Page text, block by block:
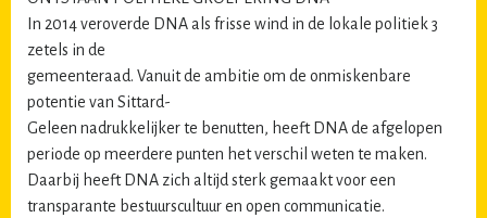
In 2014 veroverde DNA als frisse wind in de lokale politiek 3
zetels in de
gemeenteraad. Vanuit de ambitie om de onmiskenbare
potentie van Sittard-
Geleen nadrukkelijker te benutten, heeft DNA de afgelopen
periode op meerdere punten het verschil weten te maken.
Daarbij heeft DNA zich altijd sterk gemaakt voor een
transparante bestuurscultuur en open communicatie.